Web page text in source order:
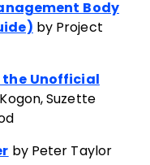
Body
by Project
Unofficial
Suzette
by Peter Taylor